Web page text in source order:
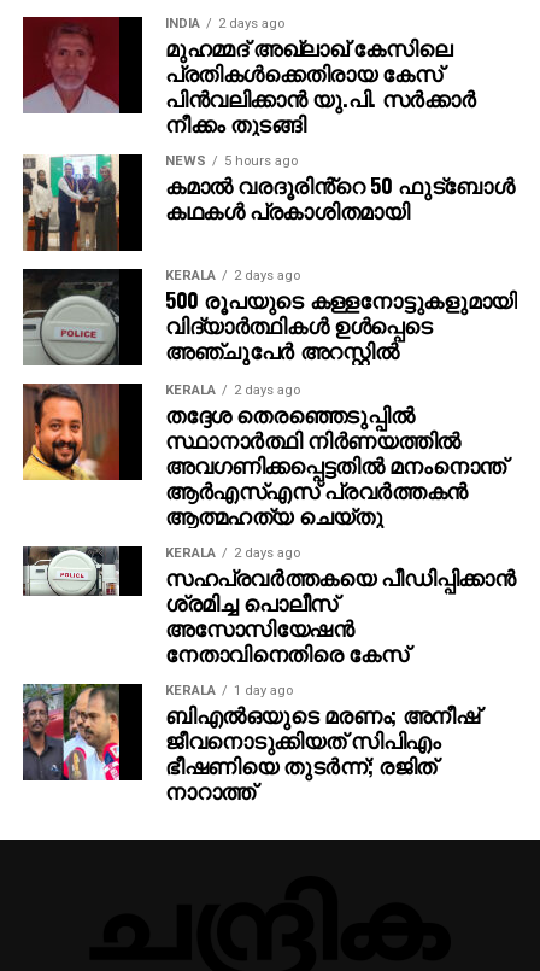
INDIA 2 days ago
മുഹമ്മദ് അഖ്‌ലാഖ് കേസിലെ
പ്രതികള്‍ക്കെതിരായ കേസ്
പിന്‍വലിക്കാന്‍ യു.പി. സര്‍ക്കാര്‍
നീക്കം തുടങ്ങി
NEWS 5 hours ago
കമാൽ വരദൂരിൻ്റെ 50 ഫുട്ബോൾ
കഥകൾ പ്രകാശിതമായി
KERALA 2 days ago
500 രൂപയുടെ കള്ളനോട്ടുകളുമായി
വിദ്യാര്‍ത്ഥികള്‍ ഉള്‍പ്പെടെ
അഞ്ചുപേര്‍ അറസ്റ്റില്‍
KERALA 2 days ago
തദ്ദേശ തെരഞ്ഞെടുപ്പില്‍
സ്ഥാനാര്‍ത്ഥി നിര്‍ണയത്തില്‍
അവഗണിക്കപ്പെട്ടതില്‍ മനംനൊന്ത്
ആര്‍എസ്എസ് പ്രവര്‍ത്തകന്‍
ആത്മഹത്യ ചെയ്തു
KERALA 2 days ago
സഹപ്രവര്‍ത്തകയെ പീഡിപ്പിക്കാന്‍
ശ്രമിച്ച പൊലീസ്
അസോസിയേഷന്‍
നേതാവിനെതിരെ കേസ്
KERALA 1 day ago
ബിഎല്‍ഒയുടെ മരണം; അനീഷ്
ജീവനൊടുക്കിയത് സിപിഎം
ഭീഷണിയെ തുടര്‍ന്ന്; രജിത്
നാറാത്ത്